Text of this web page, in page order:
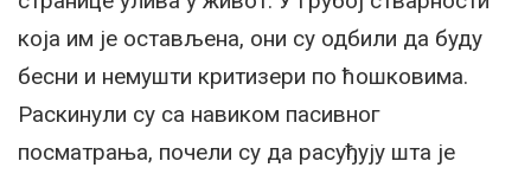
која им је остављена, они су одбили да буду
бесни и немушти критизери по ћошковима.
Раскинули су са навиком пасивног
посматрања, почели су да расуђују шта је